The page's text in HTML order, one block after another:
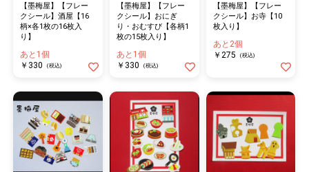
【墨梅屋】【フレー
クシール】酒屋【16
柄×各1枚の16枚入
り】
あと1個
￥330
(税込)
【墨梅屋】【フレー
クシール】おにぎ
り・おむすび【各柄1
枚の15枚入り】
あと1個
￥330
(税込)
【墨梅屋】【フレー
クシール】お寺【10
枚入り】
あと2個
￥275
(税込)